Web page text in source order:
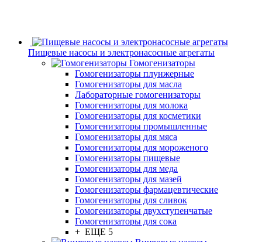
Пищевые насосы и электронасосные агрегаты
Гомогенизаторы
Гомогенизаторы плунжерные
Гомогенизаторы для масла
Лабораторные гомогенизаторы
Гомогенизаторы для молока
Гомогенизаторы для косметики
Гомогенизаторы промышленные
Гомогенизаторы для мяса
Гомогенизаторы для мороженого
Гомогенизаторы пищевые
Гомогенизаторы для меда
Гомогенизаторы для мазей
Гомогенизаторы фармацевтические
Гомогенизаторы для сливок
Гомогенизаторы двухступенчатые
Гомогенизаторы для сока
+ ЕЩЕ 5